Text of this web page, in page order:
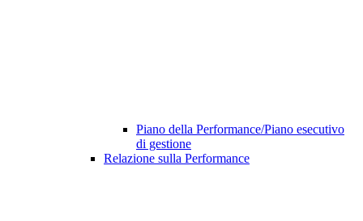
Piano della Performance/Piano esecutivo
di gestione
Relazione sulla Performance